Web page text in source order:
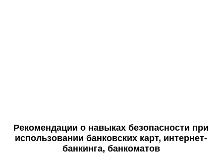
Рекомендации о навыках безопасности при
использовании банковских карт, интернет-
банкинга, банкоматов